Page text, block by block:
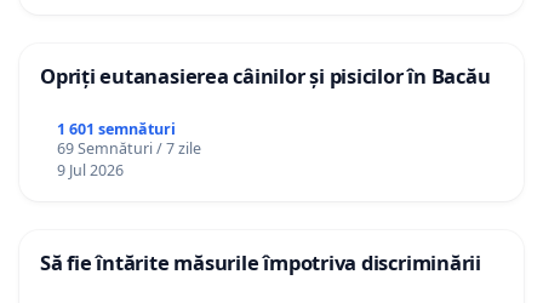
Opriți eutanasierea câinilor și pisicilor în Bacău
1 601 semnături
69 Semnături / 7 zile
9 Jul 2026
Să fie întărite măsurile împotriva discriminării